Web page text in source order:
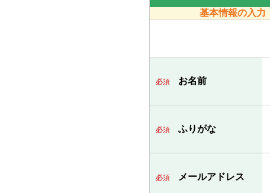
基本情報の入力
必須 お名前
必須 ふりがな
必須 メールアドレス